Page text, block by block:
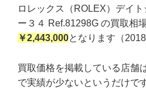
ロレックス（ROLEX）デイ
ー３４ Ref.81298G の買取相場
￥2,443,000となります（
買取価格を掲載している店舗
で実績が少ないというだけで